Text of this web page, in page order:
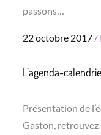
passons…
Posted
22 octobre 2017
L’agenda-
Présentation de
Gaston, retrouvez